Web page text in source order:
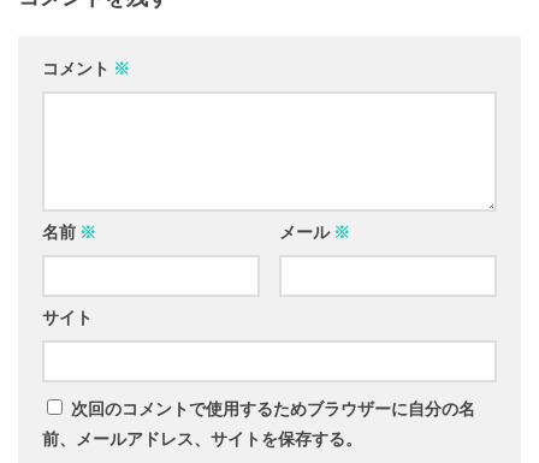
コメント ※
名前 ※ メール ※
サイト
次回のコメントで使用するためブラウザーに自分の名
前、メールアドレス、サイトを保存する。